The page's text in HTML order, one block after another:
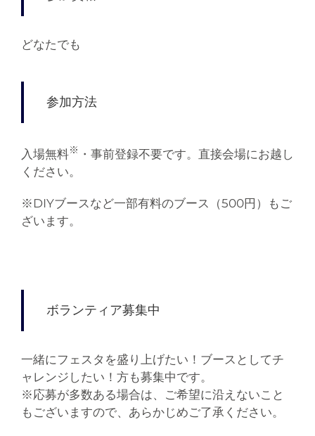
どなたでも
参加方法
入場無料※ ・事前登録不要です。直接会場にお越し
ください。
※DIYブースなど一部有料のブース（500円）もご
ざいます。
ボランティア募集中
一緒にフェスタを盛り上げたい！ブースとしてチ
ャレンジしたい！方も募集中です。
※応募が多数ある場合は、ご希望に沿えないこと
もございますので、あらかじめご了承ください。